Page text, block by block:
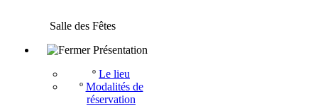
Salle des Fêtes
Présentation
º Le lieu
º Modalités de
réservation